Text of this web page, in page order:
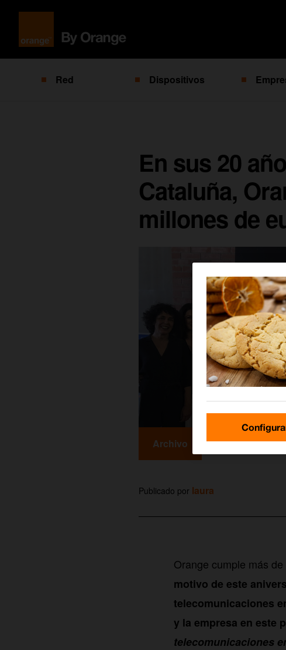
Red Dispositivos
En sus 20
Cataluña,
millones de
Archivo
Publicado por laura
Orange cumple más de
motivo de este
telecomunicaciones
y la empresa en este
telecomunicaciones